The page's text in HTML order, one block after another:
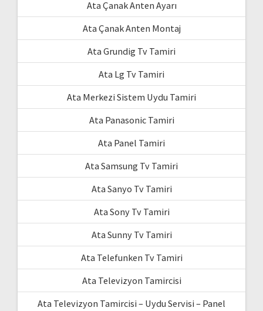
Ata Çanak Anten Ayarı
Ata Çanak Anten Montaj
Ata Grundig Tv Tamiri
Ata Lg Tv Tamiri
Ata Merkezi Sistem Uydu Tamiri
Ata Panasonic Tamiri
Ata Panel Tamiri
Ata Samsung Tv Tamiri
Ata Sanyo Tv Tamiri
Ata Sony Tv Tamiri
Ata Sunny Tv Tamiri
Ata Telefunken Tv Tamiri
Ata Televizyon Tamircisi
Ata Televizyon Tamircisi – Uydu Servisi – Panel